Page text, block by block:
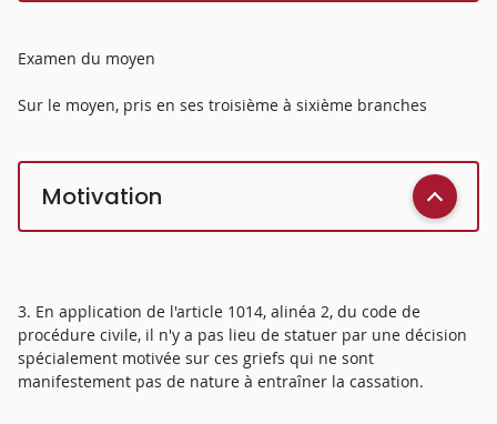
Examen du moyen
Sur le moyen, pris en ses troisième à sixième branches
Motivation
3. En application de l'article 1014, alinéa 2, du code de
procédure civile, il n'y a pas lieu de statuer par une décision
spécialement motivée sur ces griefs qui ne sont
manifestement pas de nature à entraîner la cassation.